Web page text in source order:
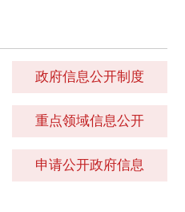
政府信息公开制度
重点领域信息公开
申请公开政府信息